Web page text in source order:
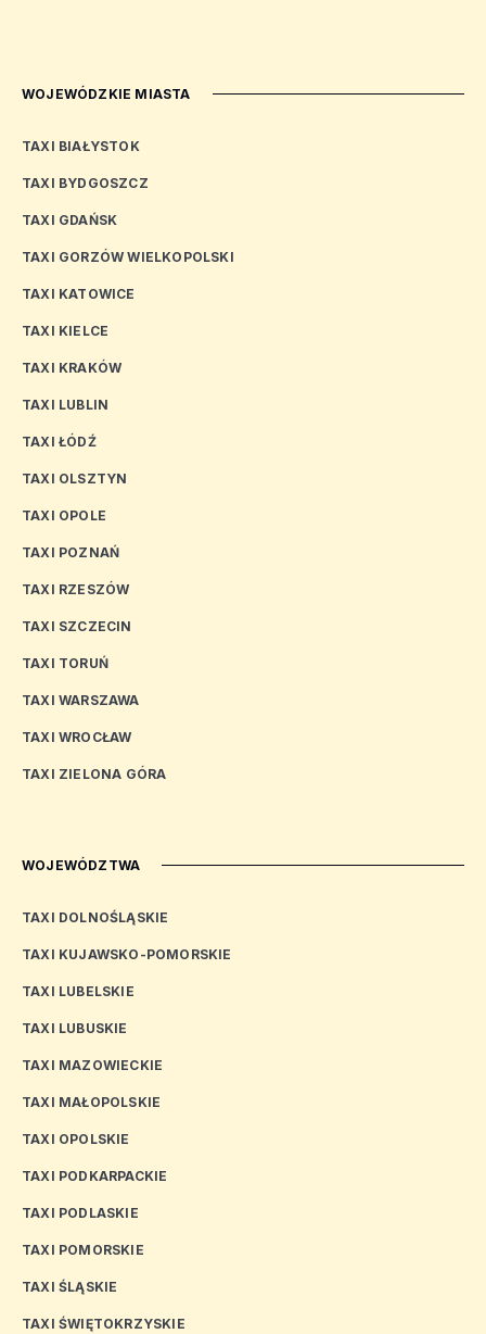
WOJEWÓDZKIE MIASTA
TAXI BIAŁYSTOK
TAXI BYDGOSZCZ
TAXI GDAŃSK
TAXI GORZÓW WIELKOPOLSKI
TAXI KATOWICE
TAXI KIELCE
TAXI KRAKÓW
TAXI LUBLIN
TAXI ŁÓDŹ
TAXI OLSZTYN
TAXI OPOLE
TAXI POZNAŃ
TAXI RZESZÓW
TAXI SZCZECIN
TAXI TORUŃ
TAXI WARSZAWA
TAXI WROCŁAW
TAXI ZIELONA GÓRA
WOJEWÓDZTWA
TAXI DOLNOŚLĄSKIE
TAXI KUJAWSKO-POMORSKIE
TAXI LUBELSKIE
TAXI LUBUSKIE
TAXI MAZOWIECKIE
TAXI MAŁOPOLSKIE
TAXI OPOLSKIE
TAXI PODKARPACKIE
TAXI PODLASKIE
TAXI POMORSKIE
TAXI ŚLĄSKIE
TAXI ŚWIĘTOKRZYSKIE